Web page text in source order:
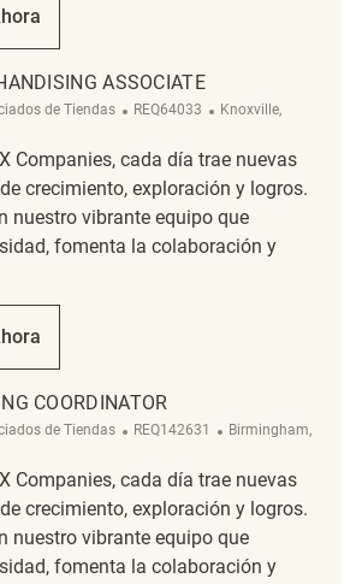
Associate REQ139187
Associate
ASSOCIATE
de Tiendas ReqId
REQ64033 Ubicación
Knoxville,
Companies, cada día trae nuevas
crecimiento, exploración y logros.
nuestro vibrante equipo que
fomenta la colaboración y
Associate REQ64033
Merchandising Associate
COORDINATOR
de Tiendas ReqId
REQ142631 Ubicación
Birmingham,
Companies, cada día trae nuevas
crecimiento, exploración y logros.
nuestro vibrante equipo que
fomenta la colaboración y